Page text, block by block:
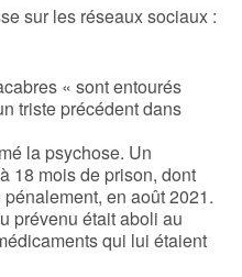
sur les réseaux sociaux :
« sont entourés
triste précédent dans
la psychose. Un
18 mois de prison, dont
en août 2021.
prévenu était aboli au
qui lui étaient